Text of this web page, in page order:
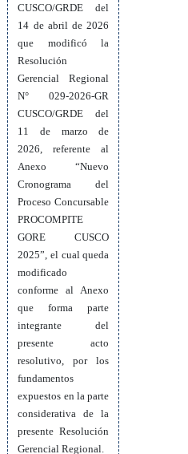
CUSCO/GRDE del
14 de abril de 2026
que modificó la
Resolución
Gerencial Regional
N° 029-2026-GR
CUSCO/GRDE del
11 de marzo de
2026, referente al
Anexo “Nuevo
Cronograma del
Proceso Concursable
PROCOMPITE
GORE CUSCO
2025”, el cual queda
modificado
conforme al Anexo
que forma parte
integrante del
presente acto
resolutivo, por los
fundamentos
expuestos en la parte
considerativa de la
presente Resolución
Gerencial Regional.